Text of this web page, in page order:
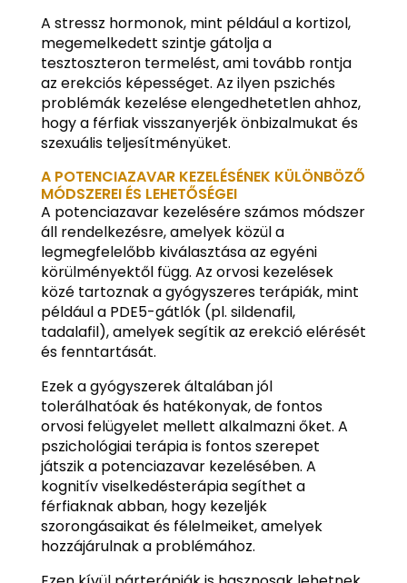
A stressz hormonok, mint például a kortizol,
megemelkedett szintje gátolja a
tesztoszteron termelést, ami tovább rontja
az erekciós képességet. Az ilyen pszichés
problémák kezelése elengedhetetlen ahhoz,
hogy a férfiak visszanyerjék önbizalmukat és
szexuális teljesítményüket.
A POTENCIAZAVAR KEZELÉSÉNEK KÜLÖNBÖZŐ
MÓDSZEREI ÉS LEHETŐSÉGEI
A potenciazavar kezelésére számos módszer
áll rendelkezésre, amelyek közül a
legmegfelelőbb kiválasztása az egyéni
körülményektől függ. Az orvosi kezelések
közé tartoznak a gyógyszeres terápiák, mint
például a PDE5-gátlók (pl. sildenafil,
tadalafil), amelyek segítik az erekció elérését
és fenntartását.
Ezek a gyógyszerek általában jól
tolerálhatóak és hatékonyak, de fontos
orvosi felügyelet mellett alkalmazni őket. A
pszichológiai terápia is fontos szerepet
játszik a potenciazavar kezelésében. A
kognitív viselkedésterápia segíthet a
férfiaknak abban, hogy kezeljék
szorongásaikat és félelmeiket, amelyek
hozzájárulnak a problémához.